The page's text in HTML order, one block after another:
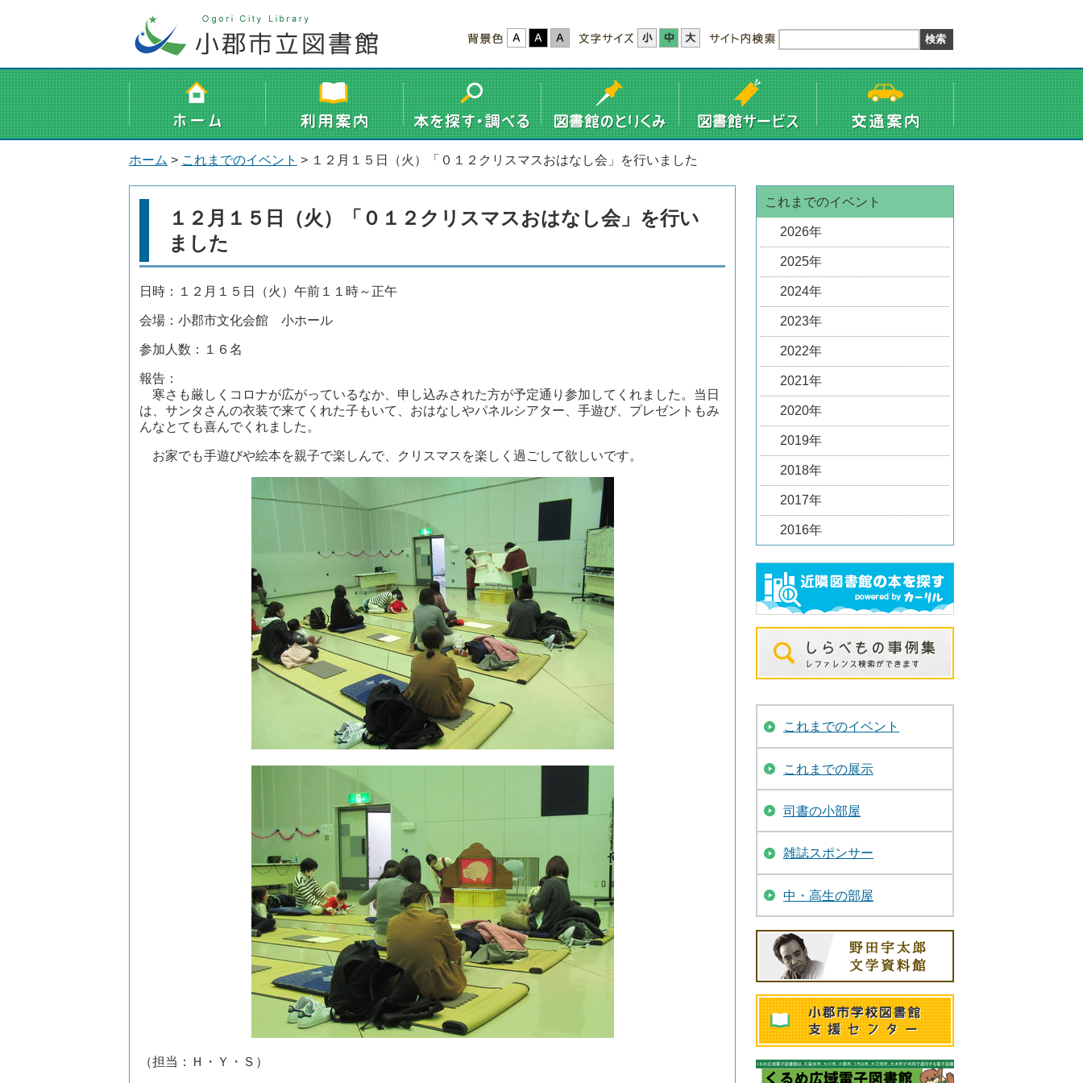
ホーム > これまでのイベント > １２月１５日（火）「０１２クリスマスおはなし会」を行いました
１２月１５日（火）「０１２クリスマスおはなし会」を行い
ました
日時：１２月１５日（火）午前１１時～正午
会場：小郡市文化会館 小ホール
参加人数：１６名
報告：
寒さも厳しくコロナが広がっているなか、申し込みされた方が予定通り参加してくれました。当日
は、サンタさんの衣装で来てくれた子もいて、おはなしやパネルシアター、手遊び、プレゼントもみ
んなとても喜んでくれました。
お家でも手遊びや絵本を親子で楽しんで、クリスマスを楽しく過ごして欲しいです。
（担当：Ｈ・Ｙ・Ｓ）
これまでのイベント
2026年
2025年
2024年
2023年
2022年
2021年
2020年
2019年
2018年
2017年
2016年
これまでのイベント
これまでの展示
司書の小部屋
雑誌スポンサー
中・高生の部屋